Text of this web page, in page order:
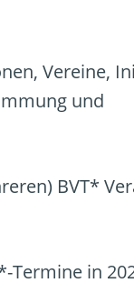
Vereine,
und
BVT*
Termine in